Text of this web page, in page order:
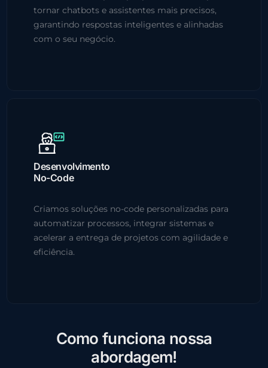
tornar chatbots e assistentes mais precisos,
garantindo respostas inteligentes e alinhadas
com o seu negócio.
Desenvolvimento
No-Code
Criamos soluções no-code personalizadas para
automatizar processos, integrar sistemas e
acelerar a entrega de projetos com agilidade e
eficiência.
Como funciona nossa
abordagem!